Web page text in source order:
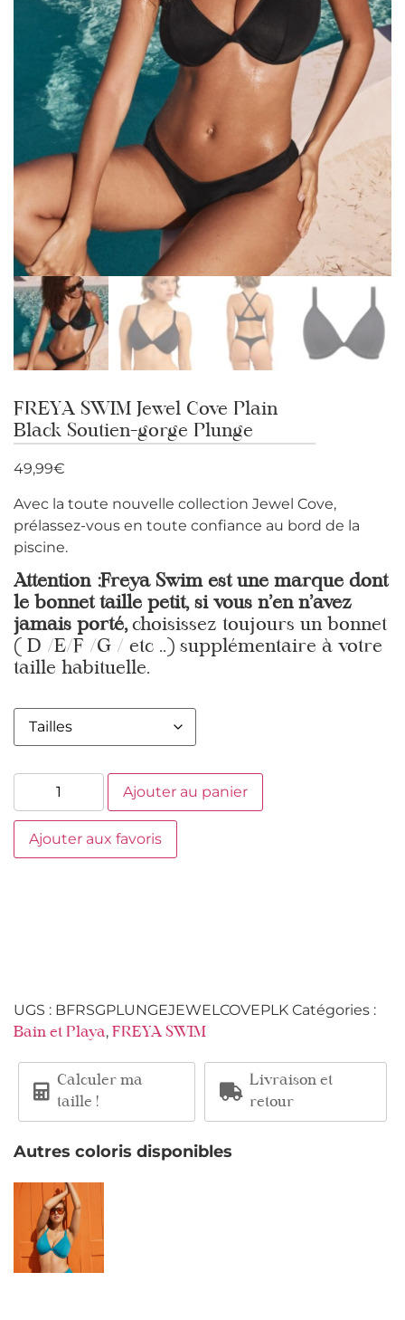
FREYA SWIM Jewel Cove Plain
Black Soutien-gorge Plunge
49,99€
Avec la toute nouvelle collection Jewel Cove,
prélassez-vous en toute confiance au bord de la
piscine.
Attention :Freya Swim est une marque dont
le bonnet taille petit, si vous n’en n’avez
jamais porté, choisissez toujours un bonnet
( D /E/F /G / etc ..) supplémentaire à votre
taille habituelle.
Ajouter au panier
Ajouter aux favoris
UGS : BFRSGPLUNGEJEWELCOVEPLK Catégories :
Bain et Playa, FREYA SWIM
Calculer ma
taille !
Livraison et
retour
Autres coloris disponibles